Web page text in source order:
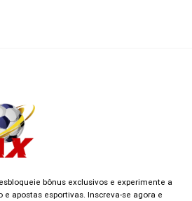
bônus exclusivos e experimente a
apostas esportivas. Inscreva-se agora e